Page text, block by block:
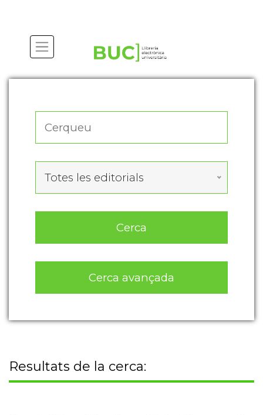
Totes les editorials
Cerca
Cerca avançada
Resultats de la cerca: